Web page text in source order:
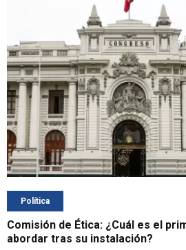
Política
Comisión de Ética: ¿Cuál es el
abordar tras su instalación?